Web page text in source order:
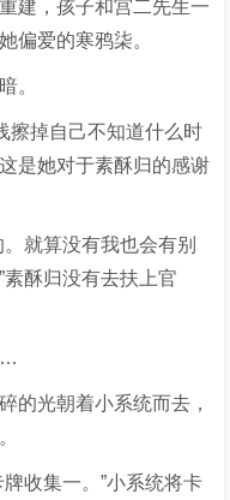
建，孩子和宫二先生一
偏爱的寒鸦柒。
。
擦掉自己不知道什么时
是她对于素酥归的感谢
就算没有我也会有别
素酥归没有去扶上官
…
的光朝着小系统而去，
收集一。”小系统将卡